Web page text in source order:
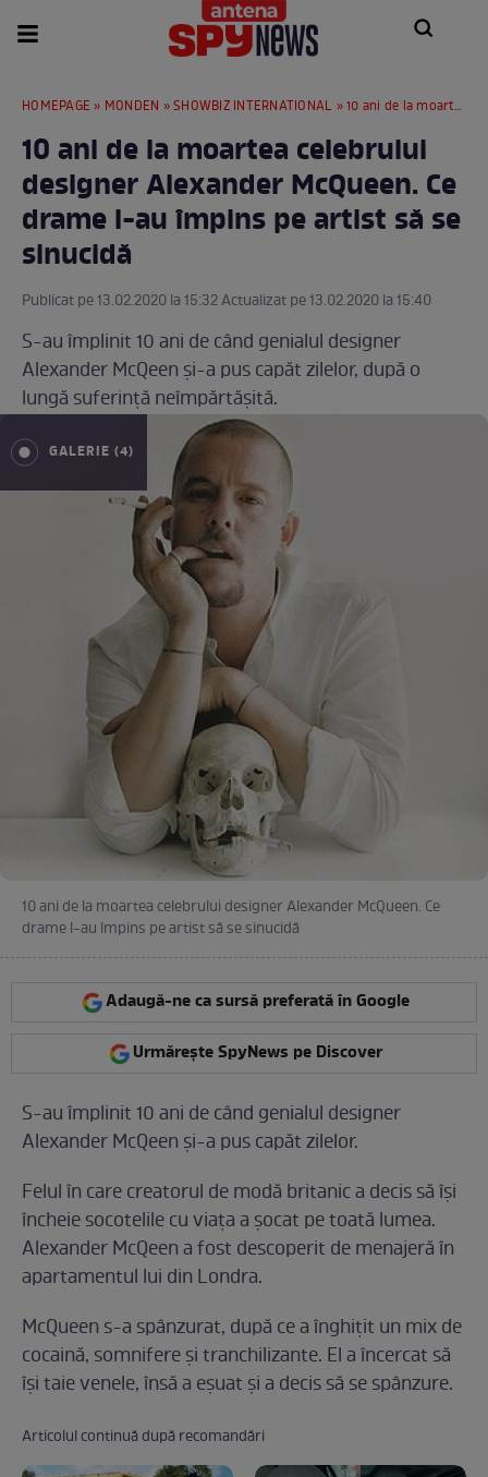
HOMEPAGE » MONDEN »SHOWBIZ INTERNATIONAL » 10 ani de la moartea celebrului designer Alexander McQueen. Ce drame l-au împins pe artist să se sinucidă
10 ani de la moartea celebrului
designer Alexander McQueen. Ce
drame l-au împins pe artist să se
sinucidă
Publicat pe 13.02.2020 la 15:32 Actualizat pe 13.02.2020 la 15:40
S-au împlinit 10 ani de când genialul designer
Alexander McQeen şi-a pus capăt zilelor, după o
lungă suferinţă neîmpărtăşită.
GALERIE (4)
10 ani de la moartea celebrului designer Alexander McQueen. Ce
drame l-au împins pe artist să se sinucidă
Adaugă-ne ca sursă preferată în Google
Urmărește SpyNews pe Discover
S-au împlinit 10 ani de când genialul designer
Alexander McQeen şi-a pus capăt zilelor.
Felul în care creatorul de modă britanic a decis să îşi
încheie socotelile cu viaţa a şocat pe toată lumea.
Alexander McQeen a fost descoperit de menajeră în
apartamentul lui din Londra.
McQueen s-a spânzurat, după ce a înghiţit un mix de
cocaină, somnifere şi tranchilizante. El a încercat să
îşi taie venele, însă a eşuat şi a decis să se spânzure.
Articolul continuă după recomandări